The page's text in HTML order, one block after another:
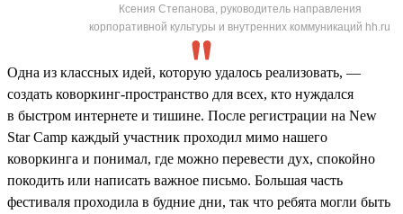
Ксения Степанова, руководитель направления
корпоративной культуры и внутренних коммуникаций hh.ru
Одна из классных идей, которую удалось реализовать, —
создать коворкинг-пространство для всех, кто нуждался
в быстром интернете и тишине. После регистрации на New
Star Camp каждый участник проходил мимо нашего
коворкинга и понимал, где можно перевести дух, спокойно
покодить или написать важное письмо. Большая часть
фестиваля проходила в будние дни, так что ребята могли быть